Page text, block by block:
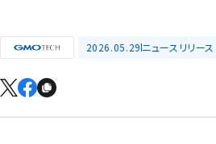
2026.05.29ニュースリリース